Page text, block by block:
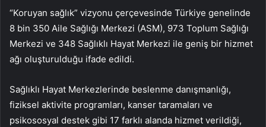
“Koruyan sağlık” vizyonu çerçevesinde Türkiye genelinde
8 bin 350 Aile Sağlığı Merkezi (ASM), 973 Toplum Sağlığı
Merkezi ve 348 Sağlıklı Hayat Merkezi ile geniş bir hizmet
ağı oluşturulduğu ifade edildi.
Sağlıklı Hayat Merkezlerinde beslenme danışmanlığı,
fiziksel aktivite programları, kanser taramaları ve
psikososyal destek gibi 17 farklı alanda hizmet verildiği,